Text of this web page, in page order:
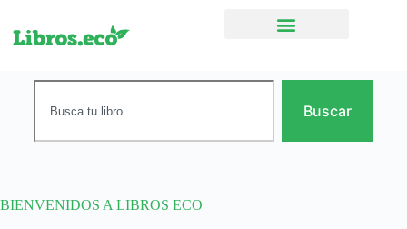
Buscar
BIENVENIDOS A LIBROS ECO